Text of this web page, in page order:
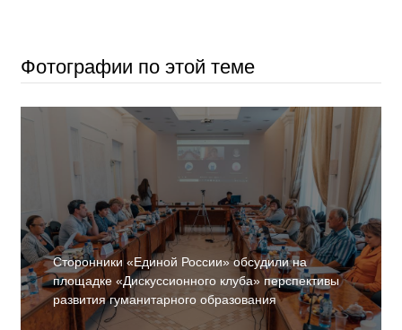
Фотографии по этой теме
Сторонники «Единой России» обсудили на
площадке «Дискуссионного клуба» перспективы
развития гуманитарного образования